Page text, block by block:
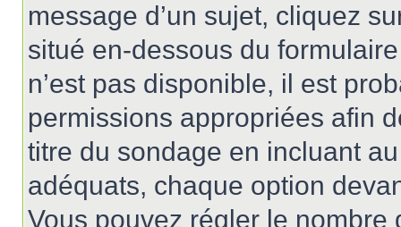
message d’un sujet, cliquez
situé en-dessous du
n’est pas disponible, il est
permissions appropriées afin
titre du sondage en incluant
adéquats, chaque option
Vous pouvez régler le nombre